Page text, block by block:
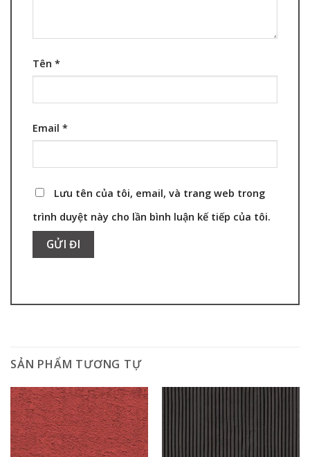
Tên *
Email *
Lưu tên của tôi, email, và trang web trong
trình duyệt này cho lần bình luận kế tiếp của tôi.
SẢN PHẨM TƯƠNG TỰ